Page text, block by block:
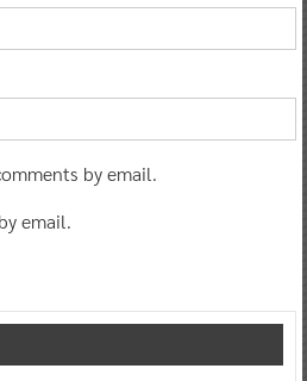
by email.
email.